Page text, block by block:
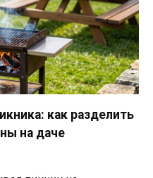
как разделить
на даче